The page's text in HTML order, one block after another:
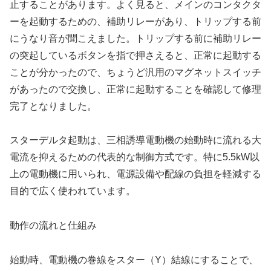
止することがあります。よく見ると、メインのコンタクタ
ーを起動するための、補助リレーがあり、トリップする前
にうなり音が聞こえました。トリップする前に補助リレー
の突起しているボタンを指で押さえると、正常に起動する
ことが分かったので、ちょうど汎用のマグネットスイッチ
があったので交換し、正常に起動することを確認して修理
完了となりました。
スターデルタ起動は、三相誘導電動機の始動時に流れる大
電流を抑えるための代表的な制御方式です。特に5.5kW以
上の電動機に用いられ、電源設備や配線の負担を軽減する
目的で広く使われています。
動作の流れと仕組み
始動時、電動機の巻線をスター（Y）結線にすることで、